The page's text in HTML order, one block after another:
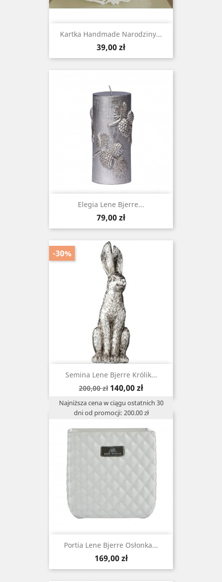
Kartka Handmade Narodziny...
Cena
39,00 zł
Elegia Lene Bjerre...
Cena
79,00 zł
Semina Lene Bjerre Królik...
Cena
200,00 zł Cena
140,00 zł
Najniższa cena w ciągu ostatnich 30
dni od promocji: 200.00 zł
-30%
Portia Lene Bjerre Osłonka...
Cena
169,00 zł